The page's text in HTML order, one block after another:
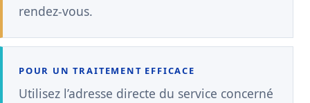
rendez-vous.
POUR UN TRAITEMENT EFFICACE
Utilisez l’adresse directe du service concerné